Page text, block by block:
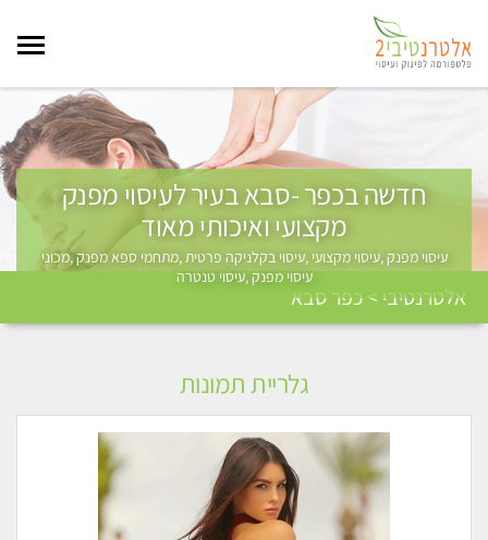
חדשה בכפר -סבא בעיר לעיסוי מפנק
מקצועי ואיכותי מאוד
עיסוי מפנק ,עיסוי מקצועי ,עיסוי בקלניקה פרטית ,מתחמי ספא מפנק ,מכוני
עיסוי מפנק ,עיסוי טנטרה
אלטרנטיבי > כפר סבא
גלריית תמונות